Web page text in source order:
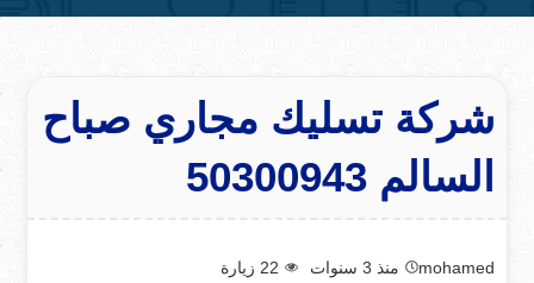
شركة تسليك مجاري صباح
السالم 50300943
mohamed منذ 3 سنوات 22 زيارة